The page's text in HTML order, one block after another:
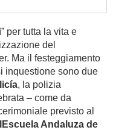
per tutta la vita e
del
Ma il festeggiamento
inquestione sono due
, la polizia
– come da
previsto al
Andaluza de